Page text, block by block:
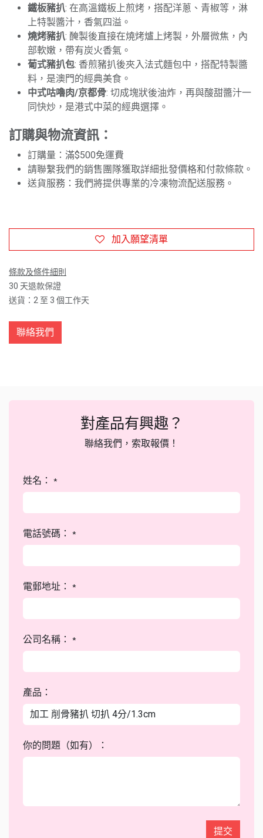
鐵板豬扒: 在高溫鐵板上煎烤，搭配洋蔥、青椒等，淋
上特製醬汁，香氣四溢。
燒烤豬扒: 醃製後直接在燒烤爐上烤製，外層微焦，內
部軟嫩，帶有炭火香氣。
葡式豬扒包: 香煎豬扒後夾入法式麵包中，搭配特製醬
料，是澳門的經典美食。
中式咕嚕肉/京都骨: 切成塊狀後油炸，再與酸甜醬汁一
同快炒，是港式中菜的經典選擇。
訂購與物流資訊：
訂購量：滿$500免運費
請聯繫我們的銷售團隊獲取詳細批發價格和付款條款。
送貨服務：我們將提供專業的冷凍物流配送服務。
加入願望清單
條款及條件細則
30 天退款保證
送貨：2 至 3 個工作天
聯絡我們
對產品有興趣？
聯絡我們，索取報價！
姓名： *
電話號碼： *
電郵地址： *
公司名稱： *
產品：
你的問題（如有）：
提交